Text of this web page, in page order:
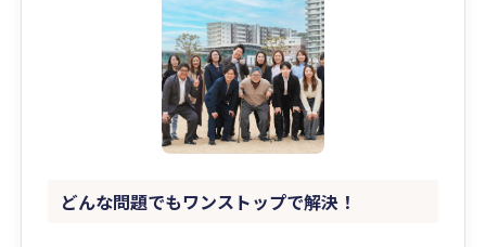
どんな問題でもワンストップで解決！